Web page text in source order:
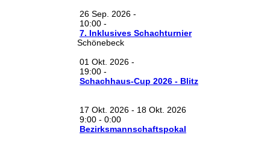
26 Sep. 2026 -
10:00 -
7. Inklusives Schachturnier
Schönebeck
01 Okt. 2026 -
19:00 -
Schachhaus-Cup 2026 - Blitz
17 Okt. 2026 - 18 Okt. 2026
9:00 - 0:00
Bezirksmannschaftspokal